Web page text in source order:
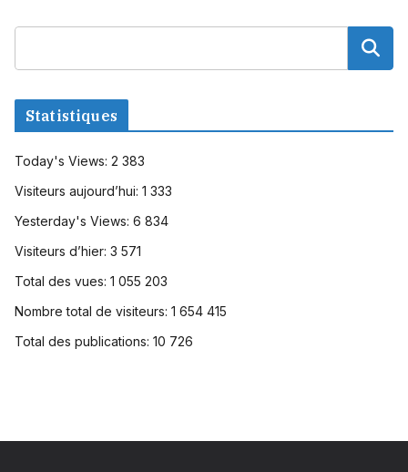
Statistiques
Today's Views: 2 383
Visiteurs aujourd’hui: 1 333
Yesterday's Views: 6 834
Visiteurs d’hier: 3 571
Total des vues: 1 055 203
Nombre total de visiteurs: 1 654 415
Total des publications: 10 726